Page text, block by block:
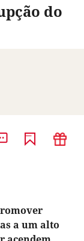
do
a um alto